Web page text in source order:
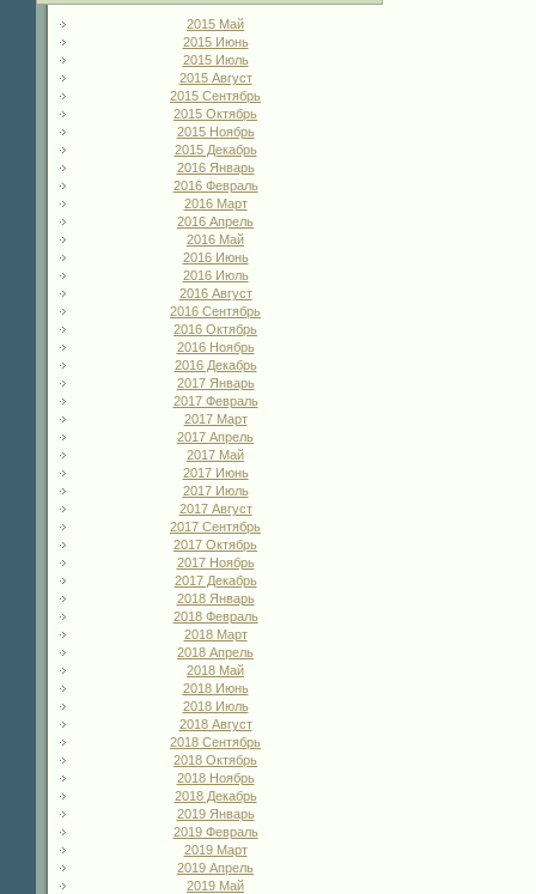
2015 Май
2015 Июнь
2015 Июль
2015 Август
2015 Сентябрь
2015 Октябрь
2015 Ноябрь
2015 Декабрь
2016 Январь
2016 Февраль
2016 Март
2016 Апрель
2016 Май
2016 Июнь
2016 Июль
2016 Август
2016 Сентябрь
2016 Октябрь
2016 Ноябрь
2016 Декабрь
2017 Январь
2017 Февраль
2017 Март
2017 Апрель
2017 Май
2017 Июнь
2017 Июль
2017 Август
2017 Сентябрь
2017 Октябрь
2017 Ноябрь
2017 Декабрь
2018 Январь
2018 Февраль
2018 Март
2018 Апрель
2018 Май
2018 Июнь
2018 Июль
2018 Август
2018 Сентябрь
2018 Октябрь
2018 Ноябрь
2018 Декабрь
2019 Январь
2019 Февраль
2019 Март
2019 Апрель
2019 Май